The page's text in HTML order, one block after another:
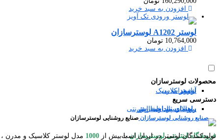
افزودن به سبد خرید
لوستر A1202 لوسترسازان
10,764,000 تومان
افزودن به سبد خرید
محصولات لوسترسازان
لوستر کلاسیک
لوستر مدرن
آباژور
شمعدان
دسترسی سریع
راهنمای ثبت سفارش
رویه ارسال سفارش
راهنمای پرداخت اینترنتی
سوالات متداول
صنایع روشنایی لوسترسازان
فروشگاه اینترنتی لوسترسازانبا بیش از 1000 مدل لوستر کلاسیک و مدرن ، آباژور ایستاده و رومیزی ، شمعدان ، میوه خوری ایستاده و رومیزی ، کنارسالنی ایستاده ، دیوارکوب ، گردسوز و محصولات چوبی یکی از بزرگترین تولیدکنندگان لوستر در ایران است.